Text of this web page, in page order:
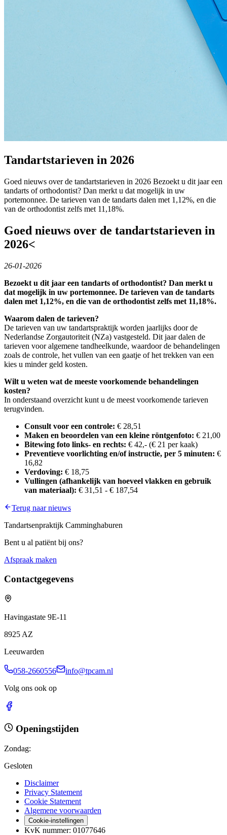
Tandartstarieven in 2026
Goed nieuws over de tandartstarieven in 2026 Bezoekt u dit jaar een
tandarts of orthodontist? Dan merkt u dat mogelijk in uw
portemonnee. De tarieven van de tandarts dalen met 1,12%, en die
van de orthodontist zelfs met 11,18%.
Goed nieuws over de tandartstarieven in
2026<
26-01-2026
Bezoekt u dit jaar een tandarts of orthodontist? Dan merkt u
dat mogelijk in uw portemonnee. De tarieven van de tandarts
dalen met 1,12%, en die van de orthodontist zelfs met 11,18%.
Waarom dalen de tarieven?
De tarieven van uw tandartspraktijk worden jaarlijks door de
Nederlandse Zorgautoriteit (NZa) vastgesteld. Dit jaar dalen de
tarieven voor algemene tandheelkunde, waardoor de behandelingen
zoals de controle, het vullen van een gaatje of het trekken van een
kies u minder geld kosten.
Wilt u weten wat de meeste voorkomende behandelingen
kosten?
In onderstaand overzicht kunt u de meest voorkomende tarieven
terugvinden.
Consult voor een controle: € 28,51
Maken en beoordelen van een kleine röntgenfoto: € 21,00
Bitewing foto links- en rechts: € 42,- (€ 21 per kaak)
Preventieve voorlichting en/of instructie, per 5 minuten: €
16,82
Verdoving: € 18,75
Vullingen (afhankelijk van hoeveel vlakken en gebruik
van materiaal): € 31,51 - € 187,54
Terug naar nieuws
Tandartsenpraktijk Camminghaburen
Bent u al patiënt bij ons?
Afspraak maken
Contactgegevens
Havingastate 9E-11
8925 AZ
Leeuwarden
058-2660556
info@tpcam.nl
Volg ons ook op
Openingstijden
Zondag:
Gesloten
Disclaimer
Privacy Statement
Cookie Statement
Algemene voorwaarden
Cookie-instellingen
KvK nummer: 01077646